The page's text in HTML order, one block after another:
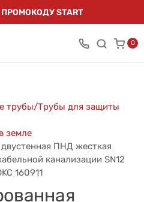
START
0
трубы/Трубы для защиты
земле
ПНД жесткая
канализации SN12
160911